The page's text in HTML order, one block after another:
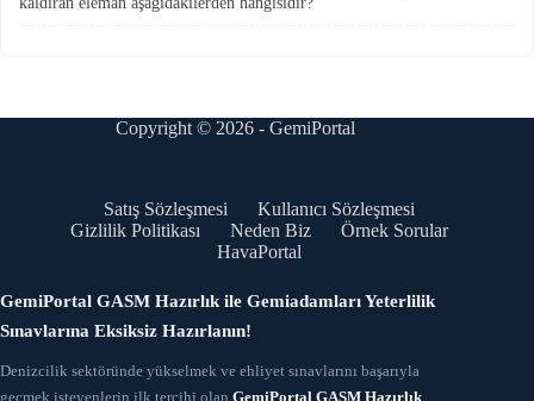
Copyright © 2026 - GemiPortal
Satış Sözleşmesi
Kullanıcı Sözleşmesi
Gizlilik Politikası
Neden Biz
Örnek Sorular
HavaPortal
GemiPortal GASM Hazırlık ile Gemiadamları Yeterlilik
Sınavlarına Eksiksiz Hazırlanın!
Denizcilik sektöründe yükselmek ve ehliyet sınavlarını başarıyla
geçmek isteyenlerin ilk tercihi olan GemiPortal GASM Hazırlık